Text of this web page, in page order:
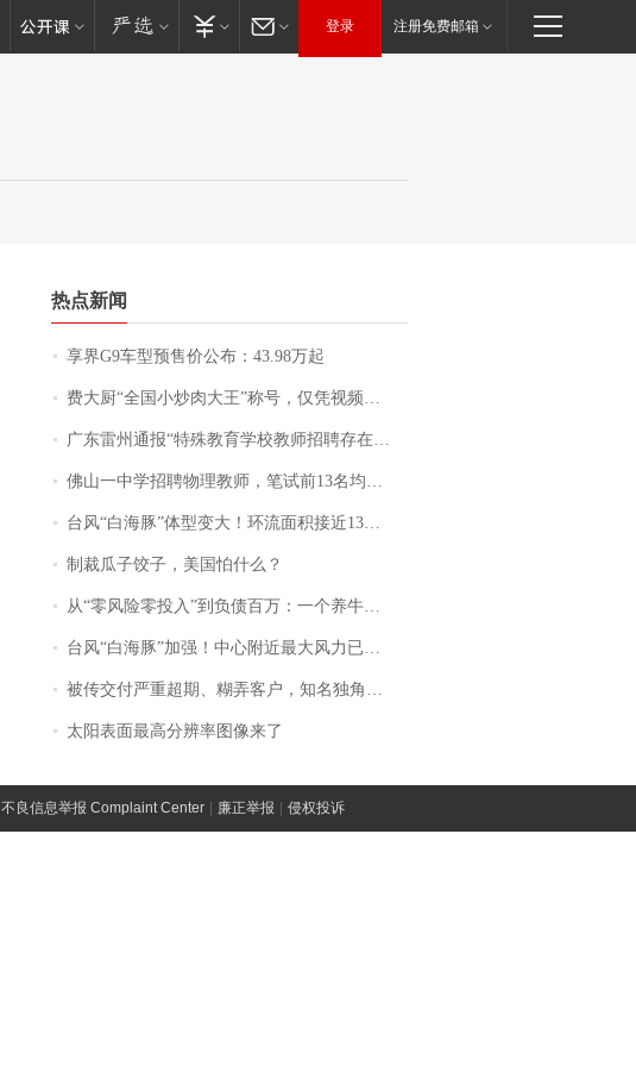
登录 注册免费邮箱
热点新闻
享界G9车型预售价公布：43.98万起
费大厨“全国小炒肉大王”称号，仅凭视频评出？中国烹饪协会回应
广东雷州通报“特殊教育学校教师招聘存在违规行为”：已启动问责程序 副校长被停职
佛山一中学招聘物理教师，笔试前13名均遭淘汰？教育局：已叫停招聘，成立调查组全面核查
台风“白海豚”体型变大！环流面积接近13个浙江那么大
制裁瓜子饺子，美国怕什么？
从“零风险零投入”到负债百万：一个养牛项目崩盘后，谁该为农户的贷款买单丨红星调查
台风“白海豚”加强！中心附近最大风力已达15级 最新研判
被传交付严重超期、糊弄客户，知名独角兽车企创始人回应：都没证据，将依法采取措施，“本人长期与美国交管局保持沟通，对方表示肯定”
太阳表面最高分辨率图像来了
不良信息举报 Complaint Center 廉正举报 侵权投诉